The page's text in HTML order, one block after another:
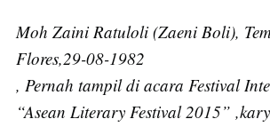
Moh Zaini Ratuloli (Zaeni Boli),
Flores,29-08-1982
, Pernah tampil di acara Festival
“Asean Literary Festival 2015”